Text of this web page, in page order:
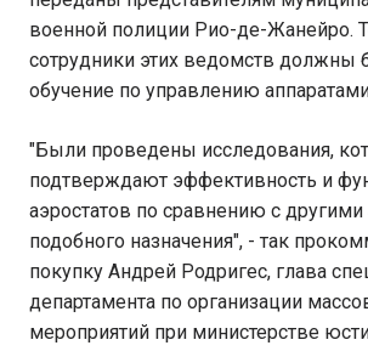
военной полиции Рио-де-Жанейро.
сотрудники этих ведомств должны
обучение по управлению
"Были проведены исследования,
подтверждают эффективность и
аэростатов по сравнению с другими
подобного назначения", - так
покупку Андрей Родригес, глава
департамента по организации
мероприятий при министерстве